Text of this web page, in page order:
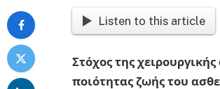
Listen to this article
Στόχος της
ποιότητας ζωής του